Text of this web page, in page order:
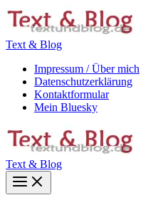
Zum
Inhalt
Text & Blog
Impressum / Über mich
Datenschutzerklärung
Kontaktformular
Mein Bluesky
Text & Blog
Main
Menu